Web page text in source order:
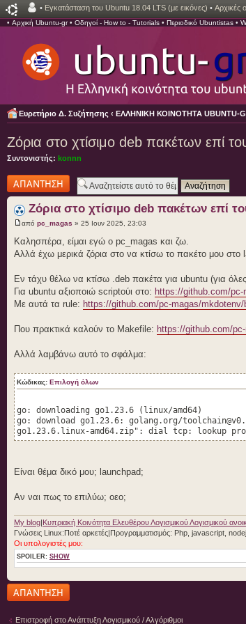
• Εγκατάσταση του Ubuntu 18.04 LTS (με εικόνες) • Αρχικές
• Αρχική Ubuntu-gr• Οδηγοί - How to - Tutorials • Περιοδικό Ubuntistas •
Ευρετήριο Δ. Συζήτησης ‹ ΕΛΛΗΝΙΚΗ ΚΟΙΝΟΤΗΤΑ UBUNTU-
Ζόρια στο χτίσιμο deb πακέτων επί
Συντονιστής: konnn
Δημιουργία
απάντησης
Ζόρια στο χτίσιμο deb πακέτων επί
από pc_magas » 25 Ιουν 2025, 23:03
Καλησπέρα, είμαι εγώ ο pc_magas και ζω.
Αλλά έχω μερικά ζόρια στο να κτίσω το πακέτο μου στο
Εν τάχυ θέλω να κτίσω .deb πακέτα για ubuntu (για
Για ubuntu αξιοποιώ scriptούι στο: https://github.com/
Με αυτά τα rule: https://github.com/pc-magas/
Που πρακτικά καλούν το Makefile: https://github.com/
Αλλά λαμβάνω αυτό το σφάλμα:
Κώδικας: Επιλογή όλων
go: downloading go1.23.6 (linux/amd64)
go: download go1.23.6: golang.org/
go1.23.6.linux-amd64.zip": dial tcp: lookup
Είναι θέμα δικό μου; launchpad;
Αν ναι πως το επιλύω; οεο;
My blog Κυπριακή Κοινότητα Ελευθέρου Λογισμικού Λογισμικού
Γνώσεις Linux:Ποτέ αρκετές|Προγραμματισμός: Php, javascript,
Οι υπολογιστές μου:
SPOILER: SHOW
Δημιουργία
απάντησης
Επιστροφή στο Ανάπτυξη Λογισμικού / Αλγόριθμοι